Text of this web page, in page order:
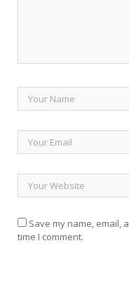
Save my name, email,
time I comment.